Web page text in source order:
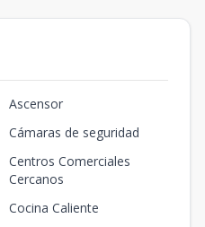
Ascensor
Cámaras de seguridad
Centros Comerciales
Cercanos
Cocina Caliente